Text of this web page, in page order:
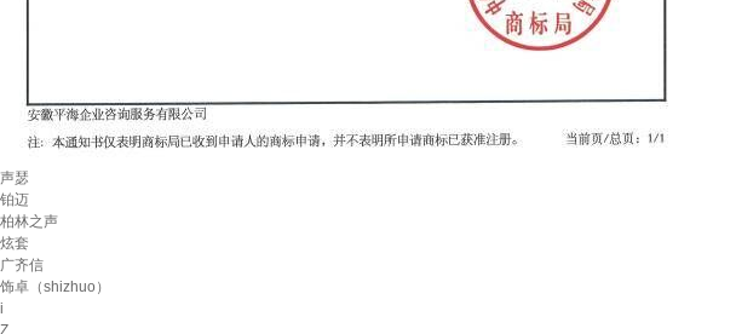
声瑟
铂迈
柏林之声
炫套
广齐信
饰卓（shizhuo）
i
Z